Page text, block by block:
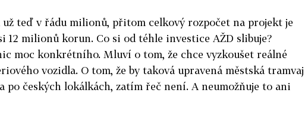
už teď v řádu milionů, přitom celkový rozpočet na projekt je
12 milionů korun. Co si od téhle investice AŽD slibuje?
moc konkrétního. Mluví o tom, že chce vyzkoušet reálné
vozidla. O tom, že by taková upravená městská tramvaj
po českých lokálkách, zatím řeč není. A neumožňuje to ani